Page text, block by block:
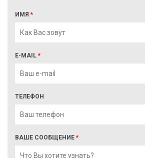
ИМЯ *
E-MAIL *
ТЕЛЕФОН
ВАШЕ СООБЩЕНИЕ *